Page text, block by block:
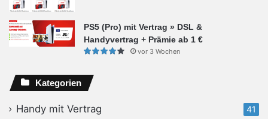
PS5 (Pro) mit Vertrag » DSL &
Handyvertrag + Prämie ab 1 €
vor 3 Wochen
Kategorien
Handy mit Vertrag 41